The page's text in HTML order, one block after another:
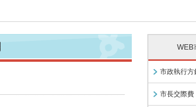
WEB
市政執行方
市長交際費